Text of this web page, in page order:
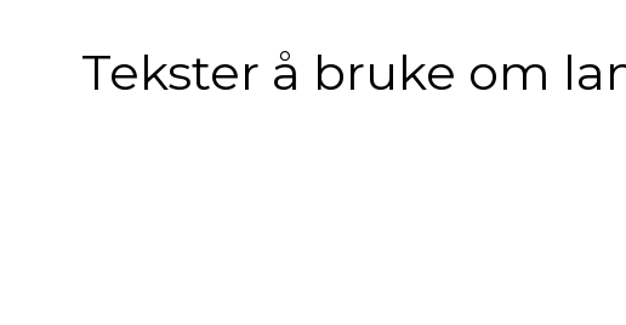
Tekster å bruke om